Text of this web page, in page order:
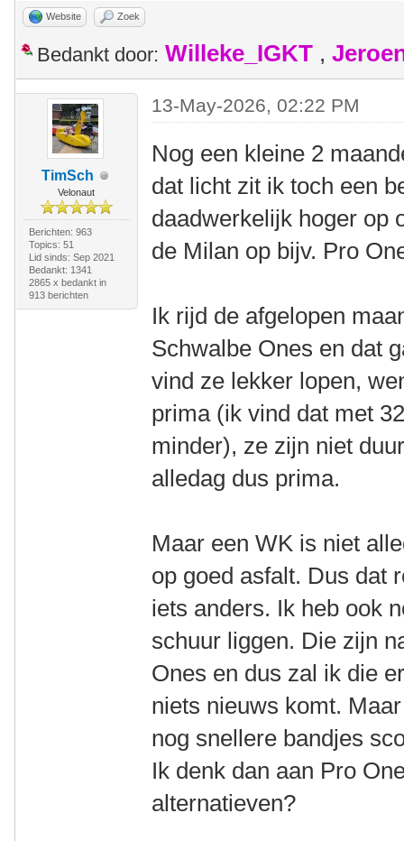
Website Zoek
Bedankt door: Willeke_IGKT ,
TimSch
Velonaut
Berichten: 963
Topics: 51
Lid sinds: Sep 2021
Bedankt: 1341
2865 x bedankt in
913 berichten
13-May-2026, 02:22 PM
Nog een kleine 2
dat licht zit ik toch een
daadwerkelijk hoger op
de Milan op bijv. Pro
Ik rijd de afgelopen
Schwalbe Ones en dat
vind ze lekker lopen,
prima (ik vind dat met
minder), ze zijn niet
alledag dus prima.
Maar een WK is niet
op goed asfalt. Dus dat
iets anders. Ik heb ook
schuur liggen. Die zijn
Ones en dus zal ik die
niets nieuws komt.
nog snellere bandjes
Ik denk dan aan Pro
alternatieven?